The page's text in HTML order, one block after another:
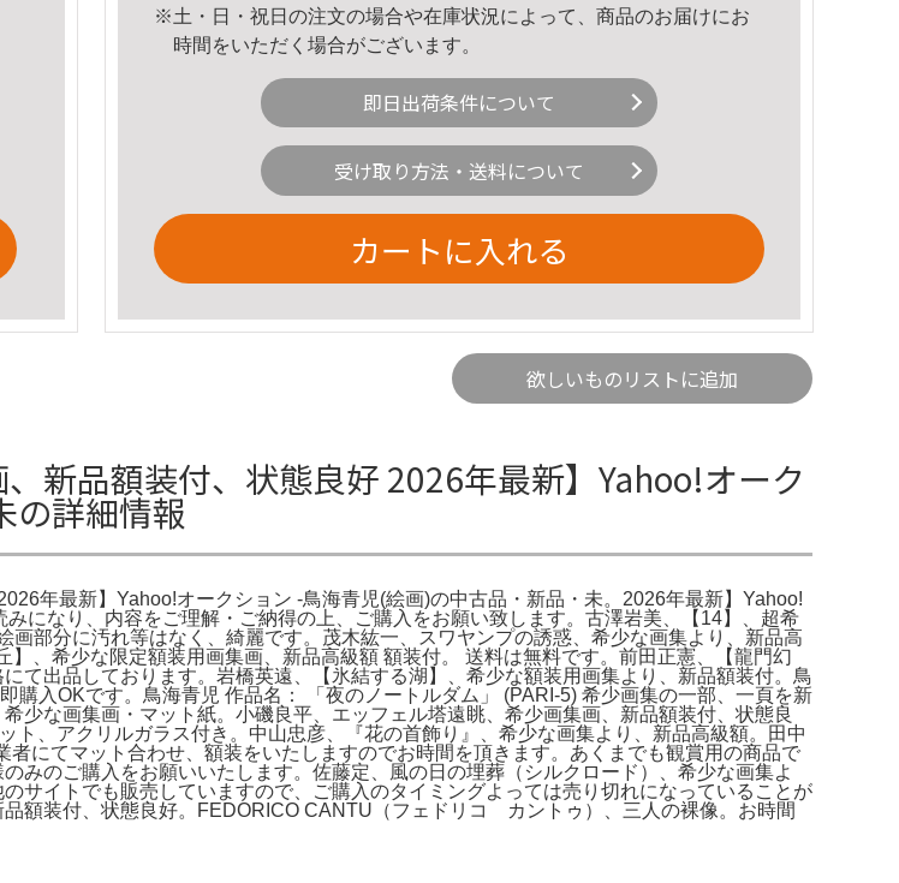
※土・日・祝日の注文の場合や在庫状況によって、商品のお届けにお
時間をいただく場合がございます。
即日出荷条件について
受け取り方法・送料について
カートに入れる
欲しいものリストに追加
新品額装付、状態良好 2026年最新】Yahoo!オーク
の詳細情報
年最新】Yahoo!オークション -鳥海青児(絵画)の中古品・新品・未。2026年最新】Yahoo!
になり、内容をご理解・ご納得の上、ご購入をお願い致します。古澤岩美、【14】、超希
部分に汚れ等はなく、綺麗です。茂木紘一、スワヤンプの誘惑、希少な画集より、新品高
、希少な限定額装用画集画、新品高級額 額装付。 送料は無料です。前田正憲、【龍門幻
て出品しております。岩橋英遠、【氷結する湖】、希少な額装用画集より、新品額装付。鳥
入OKです。鳥海青児 作品名： 「夜のノートルダム」 (PARI-5) 希少画集の一部、一頁を新
少な画集画・マット紙。小磯良平、エッフェル塔遠眺、希少画集画、新品額装付、状態良
、アクリルガラス付き。中山忠彦、『花の首飾り』、希少な画集より、新品高級額。田中
にてマット合わせ、額装をいたしますのでお時間を頂きます。あくまでも観賞用の商品で
みのご購入をお願いいたします。佐藤定、風の日の埋葬（シルクロード）、希少な画集よ
サイトでも販売していますので、ご購入のタイミングよっては売り切れになっていることが
額装付、状態良好。FEDORICO CANTU（フェドリコ カントゥ）、三人の裸像。お時間